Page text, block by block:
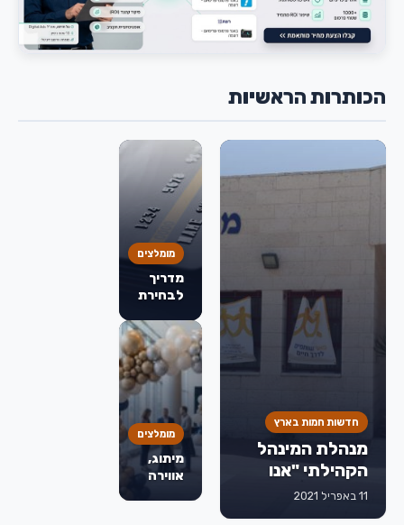
הכותרות הראשיות
חדשות חמות בארץ
מנהלת המינהל
הקהילתי "אנו
מודים לחברת
דואר ישראל
11 באפריל 2021
מומלצים
מדריך
לבחירת
אשראי:
מה
באמת
חשוב
לפני
שמחליטים
מומלצים
מיתוג,
אווירה